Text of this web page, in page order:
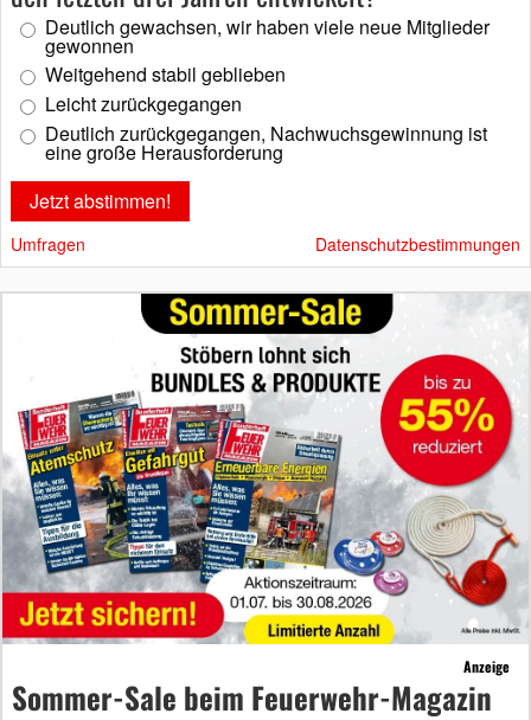
Deutlich gewachsen, wir haben viele neue Mitglieder
gewonnen
Weitgehend stabil geblieben
Leicht zurückgegangen
Deutlich zurückgegangen, Nachwuchsgewinnung ist
eine große Herausforderung
Umfragen Datenschutzbestimmungen
Anzeige
Sommer-Sale beim Feuerwehr-Magazin